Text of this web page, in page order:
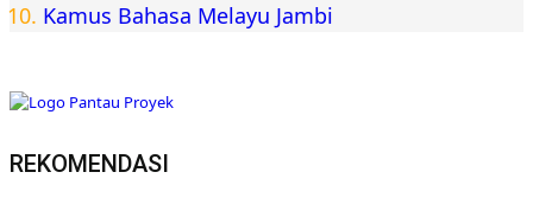
Kamus Bahasa Melayu Jambi
REKOMENDASI